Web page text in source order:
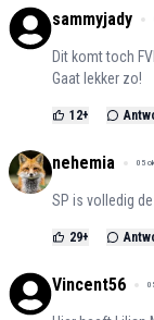
sammyjady
Dit komt toch
Gaat lekker zo!
12+
nehemia 05
SP is volledig
29+
Vincent56